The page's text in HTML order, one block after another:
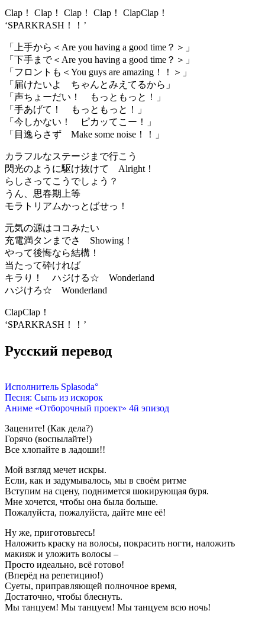
Clap！ Clap！ Clap！ Clap！ ClapClap！
‘SPARKRASH！！’
「上手から＜Are you having a good time？＞」
「下手まで＜Are you having a good time？＞」
「フロントも＜You guys are amazing！！＞」
「届けたいよ ちゃんとみえてるから」
「声ちょーだい！ もっともっと！」
「手あげて！ もっともっと！」
「今しかない！ ピカッてこー！」
「目逸らさず Make some noise！！」
カラフルなステージまで行こう
閃光のように駆け抜けて Alright！
らしさってこうでしょう？
うん、思春期上等
モラトリアムかっとばせっ！
元気の源はココみたい
充電満タンまでさ Showing！
やって後悔なら結構！
当たって砕ければ
キラり！ ハジける☆ Wonderland
ハジけろ☆ Wonderland
ClapClap！
‘SPARKRASH！！’
Русский перевод
Исполнитель Splasoda°
Песня: Сыпь из искорок
Аниме «Отборочный проект» 4й эпизод
Зацените! (Как дела?)
Горячо (воспылайте!)
Все хлопайте в ладоши!!
Мой взгляд мечет искры.
Если, как и задумывалось, мы в своём ритме
Вступим на сцену, поднимется шокирующая буря.
Мне хочется, чтобы она была больше.
Пожалуйста, пожалуйста, дайте мне её!
Ну же, приготовьтесь!
Наложить краску на волосы, покрасить ногти, наложить
макияж и уложить волосы –
Просто идеально, всё готово!
(Вперёд на репетицию!)
Суеты, приправляющей полночное время,
Достаточно, чтобы блеснуть.
Мы танцуем! Мы танцуем! Мы танцуем всю ночь!